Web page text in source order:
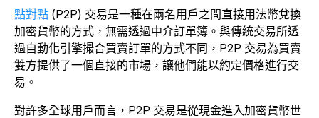
點對點 (P2P) 交易是一種在兩名用戶之間直接用法幣兌換
加密貨幣的方式，無需透過中介訂單簿。與傳統交易所透
過自動化引擎撮合買賣訂單的方式不同，P2P 交易為買賣
雙方提供了一個直接的市場，讓他們能以約定價格進行交
易。
對許多全球用戶而言，P2P 交易是從現金進入加密貨幣世